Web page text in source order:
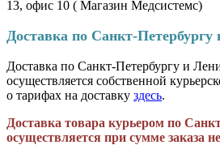
13, офис 10 ( Магазин Медсистемс)
Доставка по Санкт-Петербургу
Доставка по Санкт-Петербургу и
осуществляется собственной
о тарифах на доставку здесь.
Доставка товара курьером по
осуществляется при сумме заказа